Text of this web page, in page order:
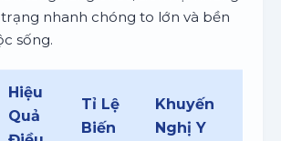
nhanh chóng to lớn và bền
sống.
Hiệu
Quả
Tỉ Lệ
Biến
Khuyến
Nghị Y